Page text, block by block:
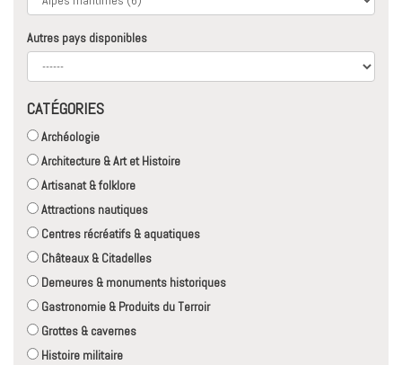
Autres pays disponibles
CATÉGORIES
Archéologie
Architecture & Art et Histoire
Artisanat & folklore
Attractions nautiques
Centres récréatifs & aquatiques
Châteaux & Citadelles
Demeures & monuments historiques
Gastronomie & Produits du Terroir
Grottes & cavernes
Histoire militaire